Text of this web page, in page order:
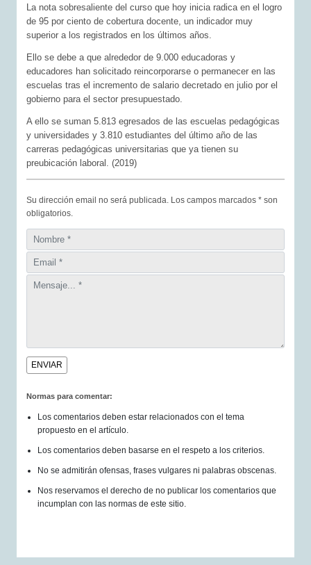
La nota sobresaliente del curso que hoy inicia radica en el logro
de 95 por ciento de cobertura docente, un indicador muy
superior a los registrados en los últimos años.
Ello se debe a que alrededor de 9.000 educadoras y
educadores han solicitado reincorporarse o permanecer en las
escuelas tras el incremento de salario decretado en julio por el
gobierno para el sector presupuestado.
A ello se suman 5.813 egresados de las escuelas pedagógicas
y universidades y 3.810 estudiantes del último año de las
carreras pedagógicas universitarias que ya tienen su
preubicación laboral. (2019)
Su dirección email no será publicada. Los campos marcados * son
obligatorios.
Normas para comentar:
Los comentarios deben estar relacionados con el tema
propuesto en el artículo.
Los comentarios deben basarse en el respeto a los criterios.
No se admitirán ofensas, frases vulgares ni palabras obscenas.
Nos reservamos el derecho de no publicar los comentarios que
incumplan con las normas de este sitio.